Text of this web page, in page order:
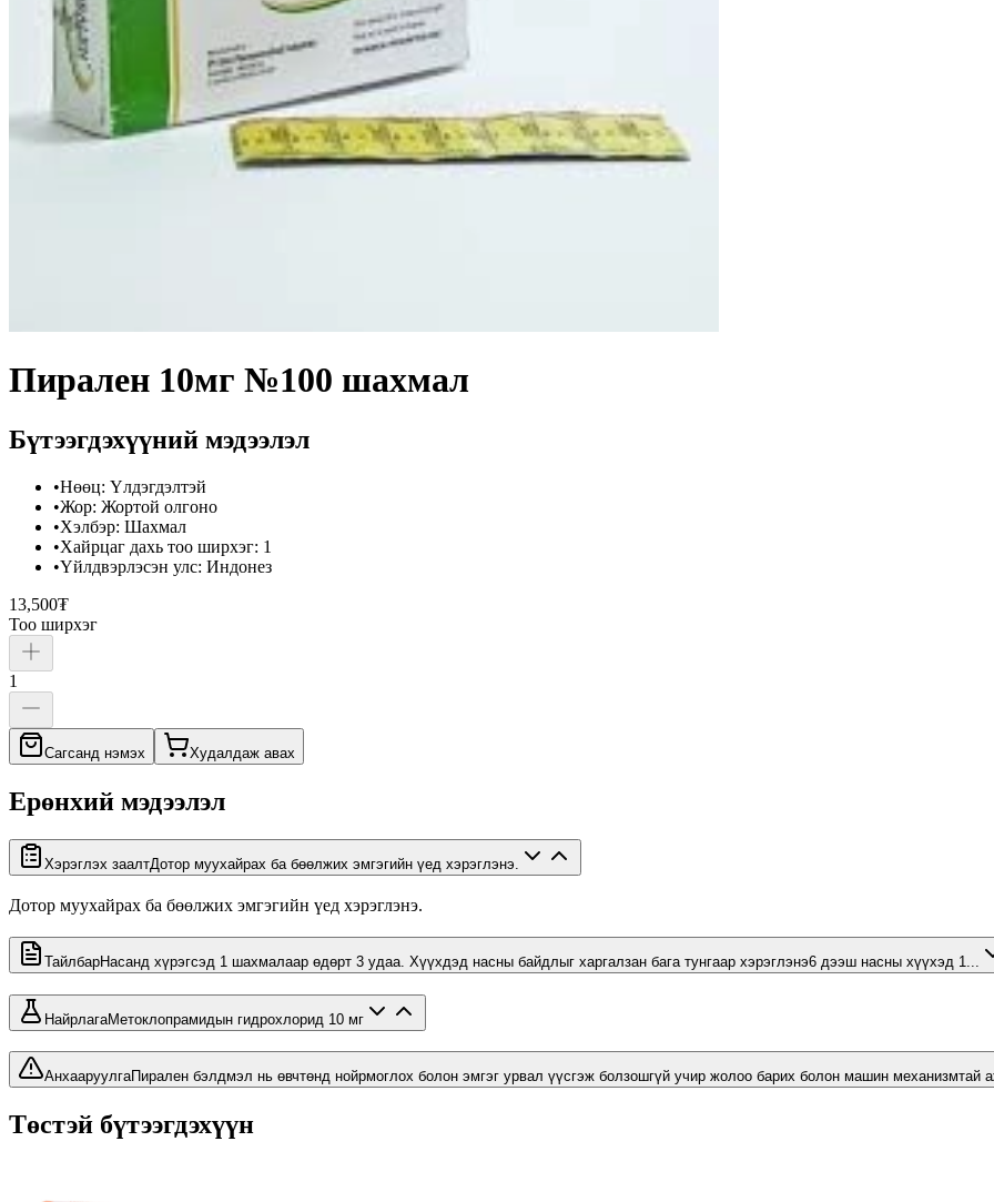
Пирален 10мг №100 шахмал
Бүтээгдэхүүний мэдээлэл
•Нөөц: Үлдэгдэлтэй
•Жор: Жортой олгоно
•Хэлбэр: Шахмал
•Хайрцаг дахь тоо ширхэг: 1
•Үйлдвэрлэсэн улс: Индонез
13,500₮
Тоо ширхэг
1
Сагсанд нэмэх Худалдаж авах
Ерөнхий мэдээлэл
Хэрэглэх заалтДотор муухайрах ба бөөлжих эмгэгийн үед хэрэглэнэ.
Дотор муухайрах ба бөөлжих эмгэгийн үед хэрэглэнэ.
ТайлбарНасанд хүрэгсэд 1 шахмалаар өдөрт 3 удаа. Хүүхдэд насны байдлыг харгалзан бага тунгаар хэрэглэнэ6 дээш насны хүүхэд 1...
НайрлагаМетоклопрамидын гидрохлорид 10 мг
АнхааруулгаПирален бэлдмэл нь өвчтөнд нойрмоглох болон эмгэг урвал үүсгэж болзошгүй учир жолоо барих болон машин механизмтай
Төстэй бүтээгдэхүүн